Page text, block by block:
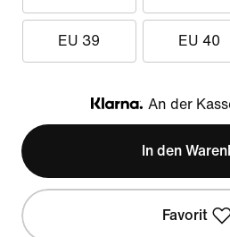
EU 39 EU 40
Klarna
An der
In den
Favorit